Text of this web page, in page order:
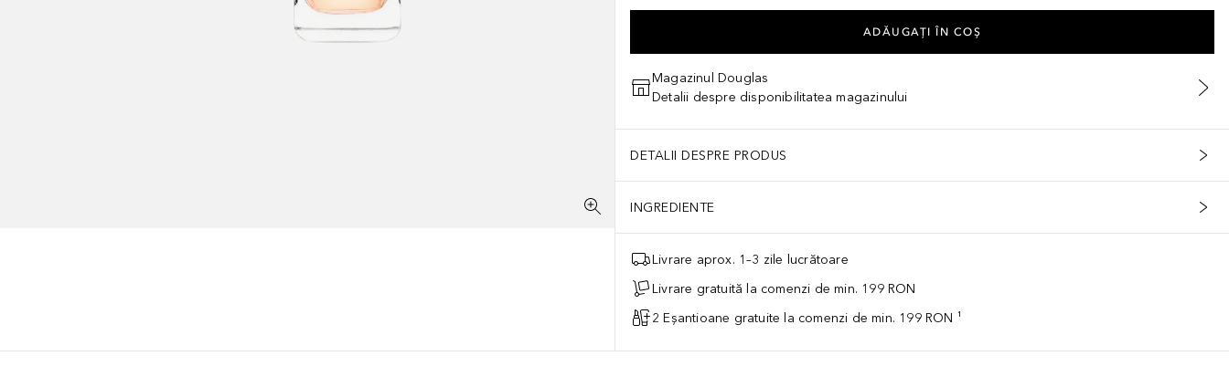
ADĂUGAȚI ÎN COŞ
Magazinul Douglas
Detalii despre disponibilitatea magazinului
DETALII DESPRE PRODUS
INGREDIENTE
Livrare aprox. 1–3 zile lucrătoare
Livrare gratuită la comenzi de min. 199 RON
2 Eșantioane gratuite la comenzi de min. 199 RON ¹